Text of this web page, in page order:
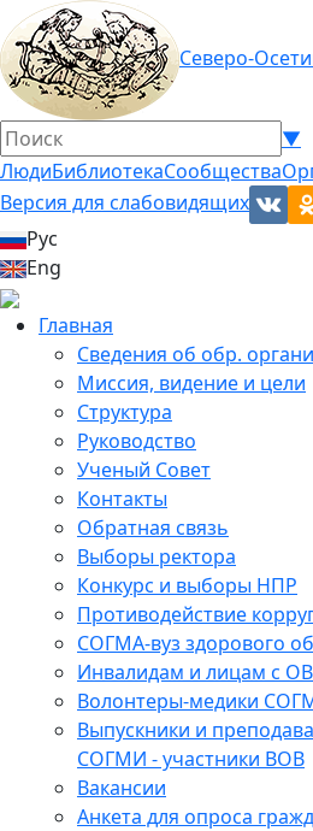
Северо-
▼
ЛюдиБиблиотекаСообщества
Версия для слабовидящих
Рус
Eng
Главная
Сведения об обр.
Миссия, видение и цели
Структура
Руководство
Ученый Совет
Контакты
Обратная связь
Выборы ректора
Конкурс и выборы НПР
Противодействие
СОГМА-вуз здорового
Инвалидам и лицам с
Волонтеры-медики
Выпускники и
СОГМИ - участники ВОВ
Вакансии
Анкета для опроса